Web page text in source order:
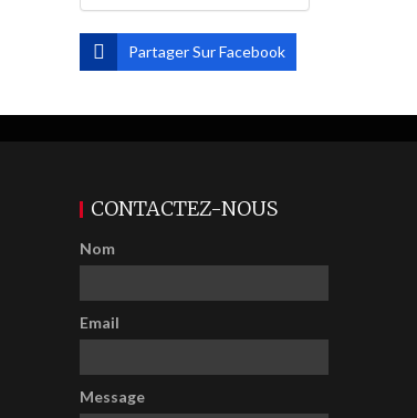
Partager Sur Facebook
CONTACTEZ-NOUS
Nom
Email
Message